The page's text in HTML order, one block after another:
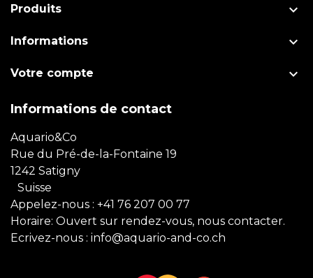
Produits 
Informations 
Votre compte 
Informations de contact
Aquario&Co
Rue du Pré-de-la-Fontaine 19
1242 Satigny
Suisse
Appelez-nous : +41 76 207 00 77
Horaire: Ouvert sur rendez-vous, nous contacter.
Ecrivez-nous : info@aquario-and-co.ch